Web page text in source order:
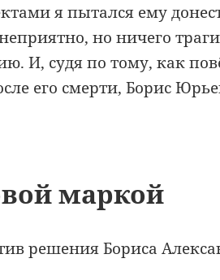
я пытался ему
но ничего
И, судя по тому, как
его смерти, Борис
маркой
решения Бориса